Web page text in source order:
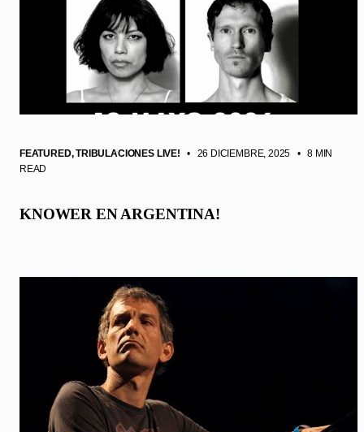
FEATURED,TRIBULACIONES LIVE! • 26 DICIEMBRE, 2025 • 8 MIN
READ
KNOWER EN ARGENTINA!